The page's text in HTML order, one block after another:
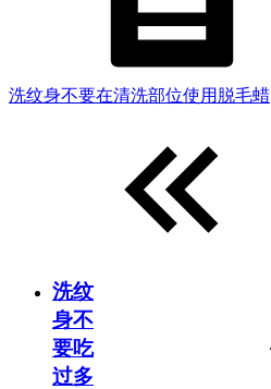
洗纹身不要在清洗部位使用脱毛蜡
洗纹
身不
要吃
过多